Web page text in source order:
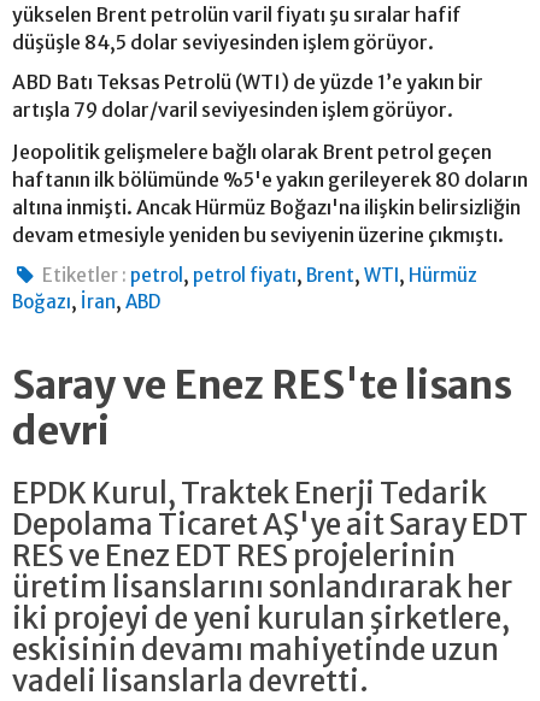
yükselen Brent petrolün varil fiyatı şu sıralar hafif
düşüşle 84,5 dolar seviyesinden işlem görüyor.
ABD Batı Teksas Petrolü (WTI) de yüzde 1’e yakın bir
artışla 79 dolar/varil seviyesinden işlem görüyor.
Jeopolitik gelişmelere bağlı olarak Brent petrol geçen
haftanın ilk bölümünde %5'e yakın gerileyerek 80 doların
altına inmişti. Ancak Hürmüz Boğazı'na ilişkin belirsizliğin
devam etmesiyle yeniden bu seviyenin üzerine çıkmıştı.
Etiketler : petrol , petrol fiyatı, Brent,WTI, Hürmüz
Boğazı, İran, ABD
Saray ve Enez RES'te lisans
devri
EPDK Kurul, Traktek Enerji Tedarik
Depolama Ticaret AŞ'ye ait Saray EDT
RES ve Enez EDT RES projelerinin
üretim lisanslarını sonlandırarak her
iki projeyi de yeni kurulan şirketlere,
eskisinin devamı mahiyetinde uzun
vadeli lisanslarla devretti.